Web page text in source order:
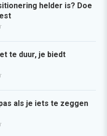
helder is? Doe
·
te duur, je biedt
·
als je iets te zeggen
·